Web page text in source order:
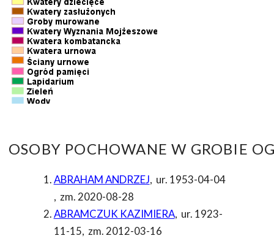
OSOBY POCHOWANE W GROBIE
ABRAHAM ANDRZEJ, ur. 1953-04-04
, zm. 2020-08-28
ABRAMCZUK KAZIMIERA, ur. 1923-
11-15, zm. 2012-03-16